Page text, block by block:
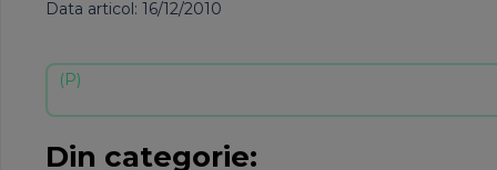
Data articol: 16/12/2010
Din categorie: